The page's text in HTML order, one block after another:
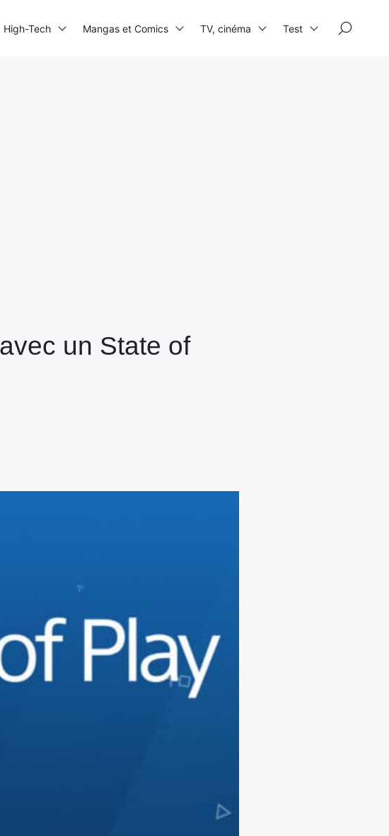
un State of
High-Tech Mangas et Comics TV, cinéma Test